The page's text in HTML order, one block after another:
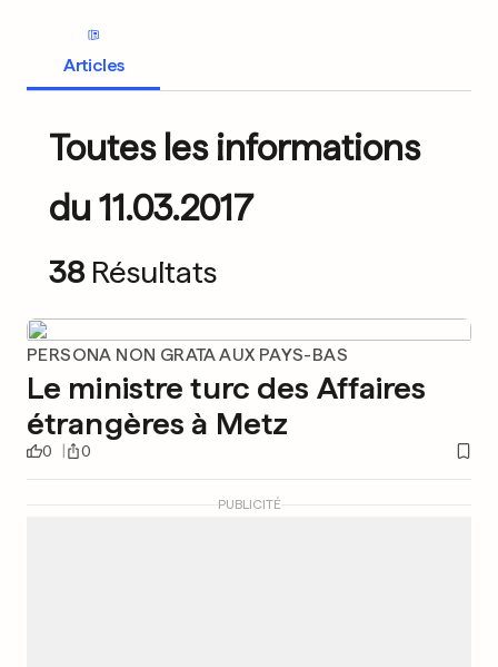
Articles
Toutes les informations
du 11.03.2017
38 Résultats
PERSONA NON GRATA AUX PAYS-BAS
Le ministre turc des Affaires
étrangères à Metz
0 0
PUBLICITÉ